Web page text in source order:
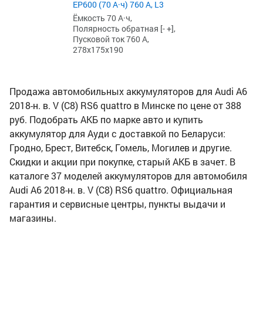
EP600 (70 А·ч) 760 А, L3
Ёмкость 70 А·ч,
Полярность обратная [- +],
Пусковой ток 760 А,
278x175x190
Продажа автомобильных аккумуляторов для Audi A6
2018-н. в. V (C8) RS6 quattro в Минске по цене от 388
руб. Подобрать АКБ по марке авто и купить
аккумулятор для Ауди с доставкой по Беларуси:
Гродно, Брест, Витебск, Гомель, Могилев и другие.
Скидки и акции при покупке, старый АКБ в зачет. В
каталоге 37 моделей аккумуляторов для автомобиля
Audi A6 2018-н. в. V (C8) RS6 quattro. Официальная
гарантия и сервисные центры, пункты выдачи и
магазины.